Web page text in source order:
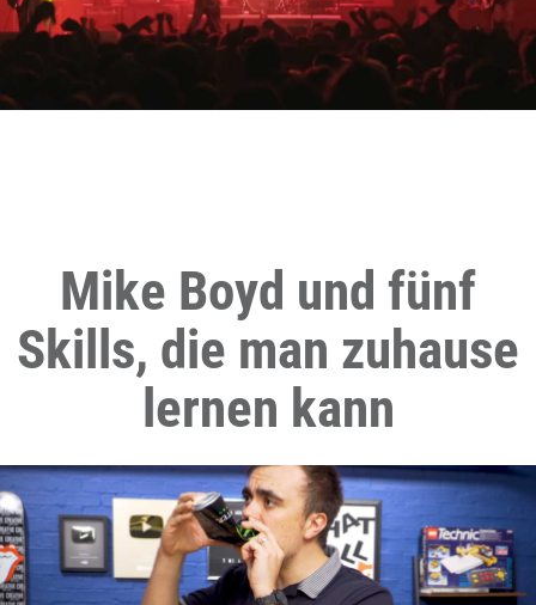
Mike Boyd und fünf
Skills, die man zuhause
lernen kann